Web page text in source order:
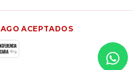
ACEPTADOS